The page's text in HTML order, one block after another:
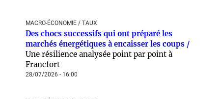
MACRO-ÉCONOMIE / TAUX
Des chocs successifs qui ont préparé les
marchés énergétiques à encaisser les coups /
Une résilience analysée point par point à
Francfort
28/07/2026 - 16:00